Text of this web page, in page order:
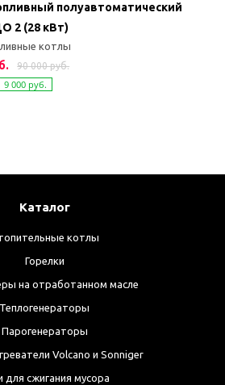
полуавтоматический
2 (28 кВт)
котлы
90 000 руб.
9 000 руб.
Каталог
котлы
Горелки
на отработанном масле
Теплогенераторы
Парогенераторы
Volcano и Sonniger
для сжигания мусора